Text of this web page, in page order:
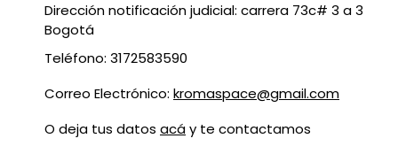
Dirección notificación judicial: carrera 73c# 3 a 3
Bogotá
Teléfono: 3172583590
Correo Electrónico: kromaspace@gmail.com
O deja tus datos acáy te contactamos